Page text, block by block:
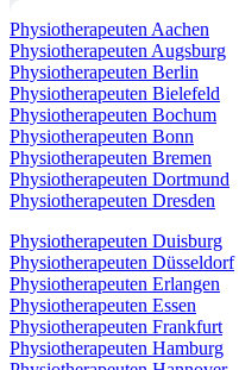
Physiotherapeuten Aachen
Physiotherapeuten Augsburg
Physiotherapeuten Berlin
Physiotherapeuten Bielefeld
Physiotherapeuten Bochum
Physiotherapeuten Bonn
Physiotherapeuten Bremen
Physiotherapeuten Dortmund
Physiotherapeuten Dresden
Physiotherapeuten Duisburg
Physiotherapeuten Düsseldorf
Physiotherapeuten Erlangen
Physiotherapeuten Essen
Physiotherapeuten Frankfurt
Physiotherapeuten Hamburg